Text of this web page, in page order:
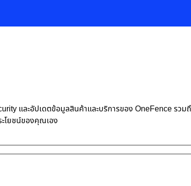
และอัปเดตข้อมูลสินค้าและบริการของ OneFence รว
โยชน์ของคุณเอง